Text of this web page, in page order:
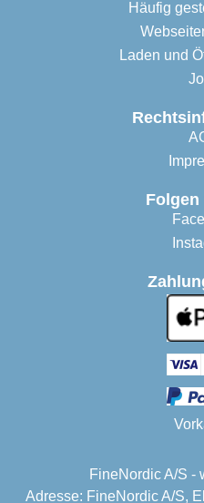
Häufig
Laden und
Folgen
FineNordic A/S -
Adresse: FineNordic A/S,